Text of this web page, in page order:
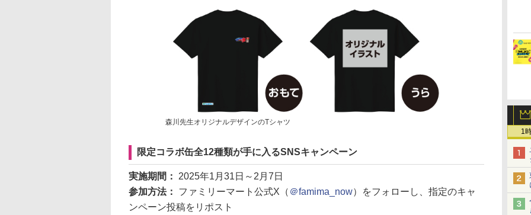
1
森川先生オリジナルデザインのTシャツ
限定コラボ缶全12種類が手に入るSNSキャンペーン
実施期間： 2025年1月31日～2月7日
参加方法： ファミリーマート公式X（ ＠famima_now）をフォローし、指定のキャ
ンペーン投稿をリポスト